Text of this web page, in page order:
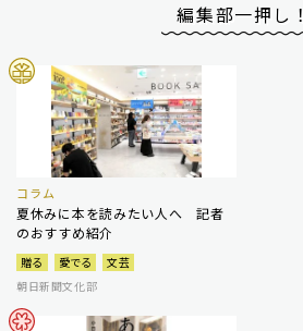
編集部一押し！
コラム
夏休みに本を読みたい人へ 記者
のおすすめ紹介
贈る 愛でる
文芸
朝日新聞文化部